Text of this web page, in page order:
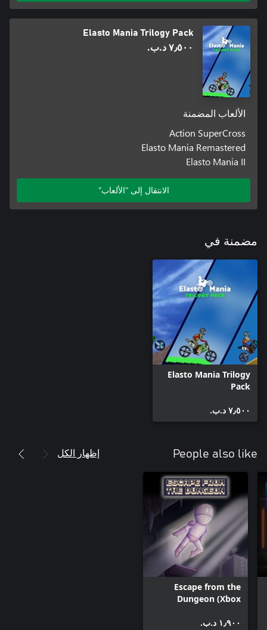
Elasto Mania Trilogy Pack
٧٫٥٠٠ د.ب.‏
الألعاب المضمنة
Action SuperCross
Elasto Mania Remastered
Elasto Mania II
الانتقال إلى "الألعاب"
مضمنة في
Elasto Mania Trilogy
Pack
٧٫٥٠٠ د.ب.‏
People also like إظهار الكل
Escape from the
Dungeon (Xbox
١٫٩٠٠ د.ب.‏